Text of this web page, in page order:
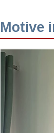
Motive